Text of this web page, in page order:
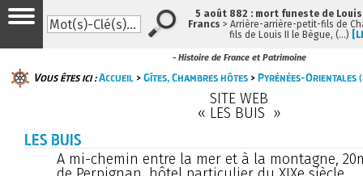
- Histoire de France et Patrimoine
Vous êtes ici :Accueil >Gîtes, Chambres hôtes >Pyrénées-Orientales
SITE WEB
« LES BUIS »
LES BUIS
A mi-chemin entre la mer et à la montagne,
5 août 882 : mort funeste de
Francs > Arrière-arrière-petit-fils de
fils de Louis II le Bègue, (…)